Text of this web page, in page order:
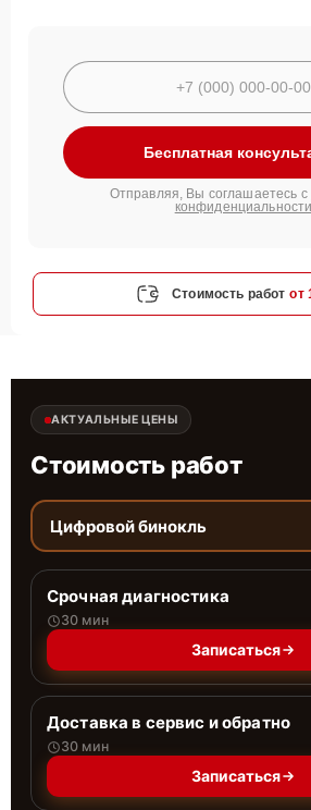
Бесплатная
Отправляя, Вы соглашаетесь с
конфиденциальности
Стоимость работ от
АКТУАЛЬНЫЕ ЦЕНЫ
Стоимость работ
Цифровой бинокль
Срочная диагностика
30 мин
Записаться
Доставка в сервис и обратно
30 мин
Записаться